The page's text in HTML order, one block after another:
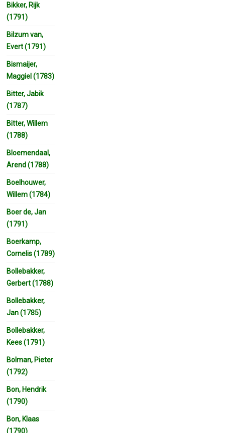
Bikker, Rijk
(1791)
Bilzum van,
Evert (1791)
Bismaijer,
Maggiel (1783)
Bitter, Jabik
(1787)
Bitter, Willem
(1788)
Bloemendaal,
Arend (1788)
Boelhouwer,
Willem (1784)
Boer de, Jan
(1791)
Boerkamp,
Cornelis (1789)
Bollebakker,
Gerbert (1788)
Bollebakker,
Jan (1785)
Bollebakker,
Kees (1791)
Bolman, Pieter
(1792)
Bon, Hendrik
(1790)
Bon, Klaas
(1790)